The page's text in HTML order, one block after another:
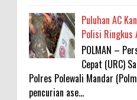
Puluhan AC
Polisi Ringkus
POLMAN –
Cepat (URC)
Polres Polewali Mandar
pencurian ase...